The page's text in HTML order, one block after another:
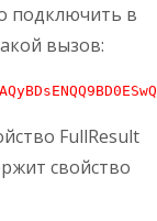
подключить в
вызов:
FullResult
свойство